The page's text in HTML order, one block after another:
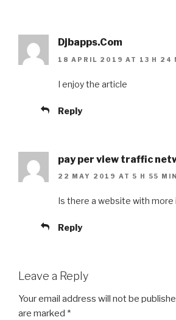
Djbapps.Com
18 APRIL 2019 AT 13 H 24
I enjoy the article
Reply
pay per view traffic
22 MAY 2019 AT 5 H 55 MIN
Is there a website with more
Reply
Leave a Reply
Your email address will not be
are marked *